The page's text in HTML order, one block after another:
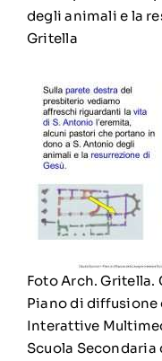
degli animali e la
Gritella
Foto Arch. Gritella.
Piano di diffusione
Interattive
Scuola